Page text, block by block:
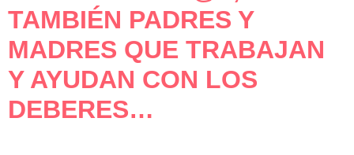
TAMBIÉN PADRES Y
MADRES QUE TRABAJAN
Y AYUDAN CON LOS
DEBERES…